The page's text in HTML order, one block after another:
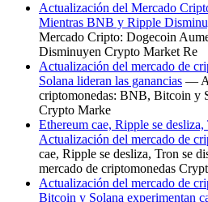
Actualización del Mercado
Mientras BNB y Ripple
Mercado Cripto: Dogecoin
Disminuyen Crypto Market Re
Actualización del mercado de
Solana lideran las ganancias —
criptomonedas: BNB, Bitcoin y
Crypto Marke
Ethereum cae, Ripple se desliza,
Actualización del mercado de
cae, Ripple se desliza, Tron se
mercado de criptomonedas
Actualización del mercado de
Bitcoin y Solana experimentan